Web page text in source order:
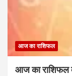
आज का राशिफल
आज का राशिफल